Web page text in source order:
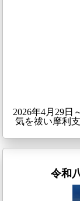
2026年4月29日
気を祓い摩利
令和